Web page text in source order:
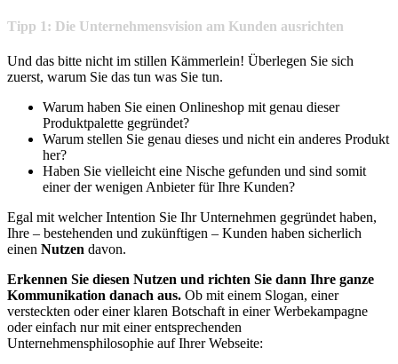
Tipp 1: Die Unternehmensvision am Kunden ausrichten
Und das bitte nicht im stillen Kämmerlein! Überlegen Sie sich
zuerst, warum Sie das tun was Sie tun.
Warum haben Sie einen Onlineshop mit genau dieser
Produktpalette gegründet?
Warum stellen Sie genau dieses und nicht ein anderes Produkt
her?
Haben Sie vielleicht eine Nische gefunden und sind somit
einer der wenigen Anbieter für Ihre Kunden?
Egal mit welcher Intention Sie Ihr Unternehmen gegründet haben,
Ihre – bestehenden und zukünftigen – Kunden haben sicherlich
einen Nutzen davon.
Erkennen Sie diesen Nutzen und richten Sie dann Ihre ganze
Kommunikation danach aus. Ob mit einem Slogan, einer
versteckten oder einer klaren Botschaft in einer Werbekampagne
oder einfach nur mit einer entsprechenden
Unternehmensphilosophie auf Ihrer Webseite: